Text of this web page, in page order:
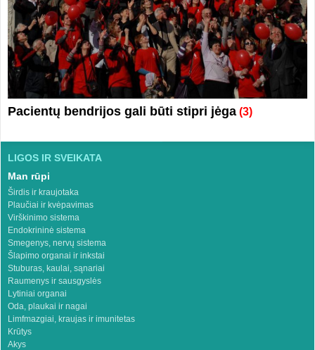
Pacientų bendrijos gali būti stipri jėga (3)
LIGOS IR SVEIKATA
Man rūpi
Širdis ir kraujotaka
Plaučiai ir kvėpavimas
Virškinimo sistema
Endokrininė sistema
Smegenys, nervų sistema
Šlapimo organai ir inkstai
Stuburas, kaulai, sąnariai
Raumenys ir sausgyslės
Lytiniai organai
Oda, plaukai ir nagai
Limfmazgiai, kraujas ir imunitetas
Krūtys
Akys